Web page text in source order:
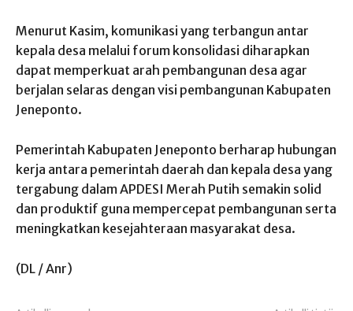
Menurut Kasim, komunikasi yang terbangun antar
kepala desa melalui forum konsolidasi diharapkan
dapat memperkuat arah pembangunan desa agar
berjalan selaras dengan visi pembangunan Kabupaten
Jeneponto.
Pemerintah Kabupaten Jeneponto berharap hubungan
kerja antara pemerintah daerah dan kepala desa yang
tergabung dalam APDESI Merah Putih semakin solid
dan produktif guna mempercepat pembangunan serta
meningkatkan kesejahteraan masyarakat desa.
(DL / Anr)